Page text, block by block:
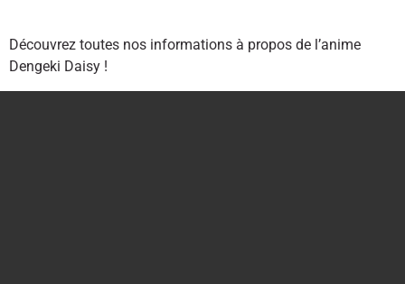
Découvrez toutes nos informations à propos de l’anime
Dengeki Daisy !